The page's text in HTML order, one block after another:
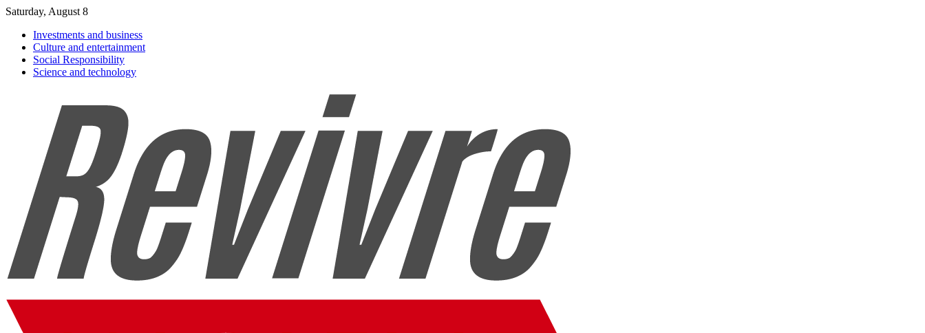
Saturday, August 8
Investments and business
Culture and entertainment
Social Responsibility
Science and technology